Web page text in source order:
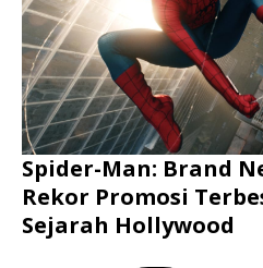
Spider-Man: Brand
Rekor Promosi
Sejarah Hollywood